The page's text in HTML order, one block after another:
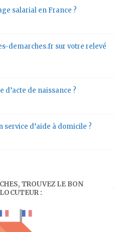
salarial en France ?
demarches.fr sur votre relevé
de naissance ?
service d’aide à domicile ?
TROUVEZ LE BON
: